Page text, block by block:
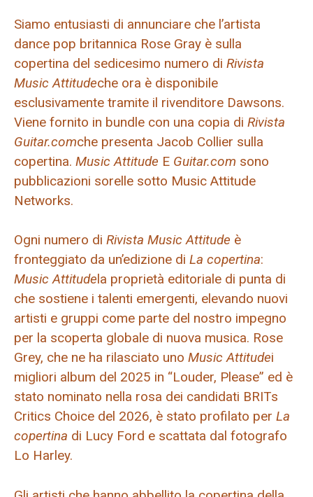
Siamo entusiasti di annunciare che l’artista
dance pop britannica Rose Gray è sulla
copertina del sedicesimo numero di Rivista
Music Attitudeche ora è disponibile
esclusivamente tramite il rivenditore Dawsons.
Viene fornito in bundle con una copia di Rivista
Guitar.comche presenta Jacob Collier sulla
copertina. Music Attitude E Guitar.com sono
pubblicazioni sorelle sotto Music Attitude
Networks.
Ogni numero di Rivista Music Attitude è
fronteggiato da un’edizione di La copertina:
Music Attitudela proprietà editoriale di punta di
che sostiene i talenti emergenti, elevando nuovi
artisti e gruppi come parte del nostro impegno
per la scoperta globale di nuova musica. Rose
Grey, che ne ha rilasciato uno Music Attitudei
migliori album del 2025 in “Louder, Please” ed è
stato nominato nella rosa dei candidati BRITs
Critics Choice del 2026, è stato profilato per La
copertina di Lucy Ford e scattata dal fotografo
Lo Harley.